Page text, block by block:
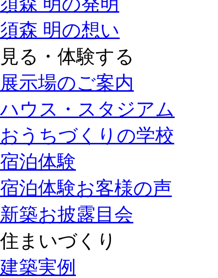
須森 明の想い
見る・体験する
展示場のご案内
ハウス・スタジアム
おうちづくりの学校
宿泊体験
宿泊体験お客様の声
新築お披露目会
住まいづくり
建築実例